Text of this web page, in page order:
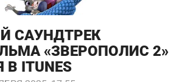
САУНДТРЕК
«ЗВЕРОПОЛИС 2»
ITUNES